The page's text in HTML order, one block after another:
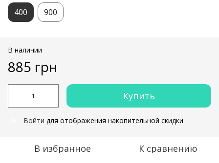
400 900
В наличии
885 грн
Купить
Войти для отображения накопительной скидки
В избранное К сравнению